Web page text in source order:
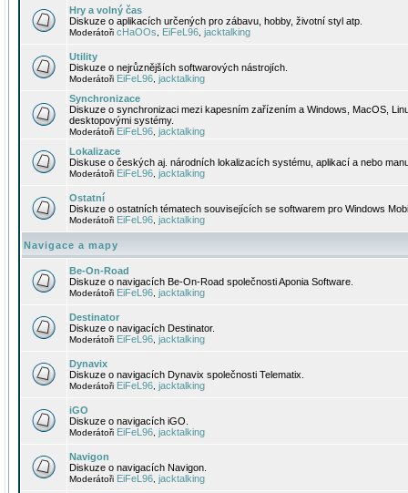
Hry a volný čas
Diskuze o aplikacích určených pro zábavu, hobby, životní styl atp.
Moderátoři cHaOOs EiFeL96 jacktalking
Utility
Diskuze o nejrůznějších softwarových nástrojích.
Moderátoři EiFeL96 jacktalking
Synchronizace
Diskuze o synchronizaci mezi kapesním zařízením a Windows, MacOS,
desktopovými systémy.
Moderátoři EiFeL96 jacktalking
Lokalizace
Diskuse o českých aj. národních lokalizacích systému, aplikací a nebo
Moderátoři EiFeL96 jacktalking
Ostatní
Diskuze o ostatních tématech souvisejících se softwarem pro Windows
Moderátoři EiFeL96 jacktalking
Navigace a mapy
Be-On-Road
Diskuze o navigacích Be-On-Road společnosti Aponia Software.
Moderátoři EiFeL96 jacktalking
Destinator
Diskuze o navigacích Destinator.
Moderátoři EiFeL96 jacktalking
Dynavix
Diskuze o navigacích Dynavix společnosti Telematix.
Moderátoři EiFeL96 jacktalking
iGO
Diskuze o navigacích iGO.
Moderátoři EiFeL96 jacktalking
Navigon
Diskuze o navigacích Navigon.
Moderátoři EiFeL96 jacktalking